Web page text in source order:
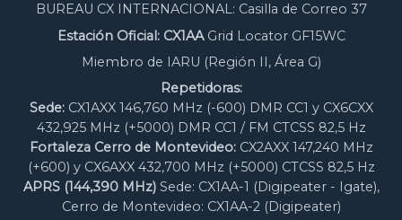
BUREAU CX INTERNACIONAL: Casilla de Correo 37
Estación Oficial: CX1AAGrid Locator GF15WC
Miembro de IARU (Región II, Área G)
Repetidoras:
Sede:CX1AXX 146,760 MHz (-600) DMR CC1 y CX6CXX
432,925 MHz (+5000) DMR CC1 / FM CTCSS 82,5 Hz
Fortaleza Cerro de Montevideo:CX2AXX 147,240 MHz
(+600) y CX6AXX 432,700 MHz (+5000) CTCSS 82,5 Hz
APRS (144,390 MHz)Sede: CX1AA-1 (Digipeater - Igate),
Cerro de Montevideo: CX1AA-2 (Digipeater)